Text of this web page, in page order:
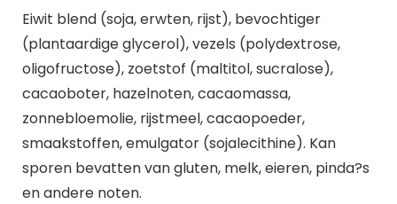
Eiwit blend (soja, erwten, rijst), bevochtiger
(plantaardige glycerol), vezels (polydextrose,
oligofructose), zoetstof (maltitol, sucralose),
cacaoboter, hazelnoten, cacaomassa,
zonnebloemolie, rijstmeel, cacaopoeder,
smaakstoffen, emulgator (sojalecithine). Kan
sporen bevatten van gluten, melk, eieren, pinda?s
en andere noten.